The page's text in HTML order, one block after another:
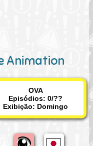
Animation
OVA
Episódios: 0/??
Exibição: Domingo